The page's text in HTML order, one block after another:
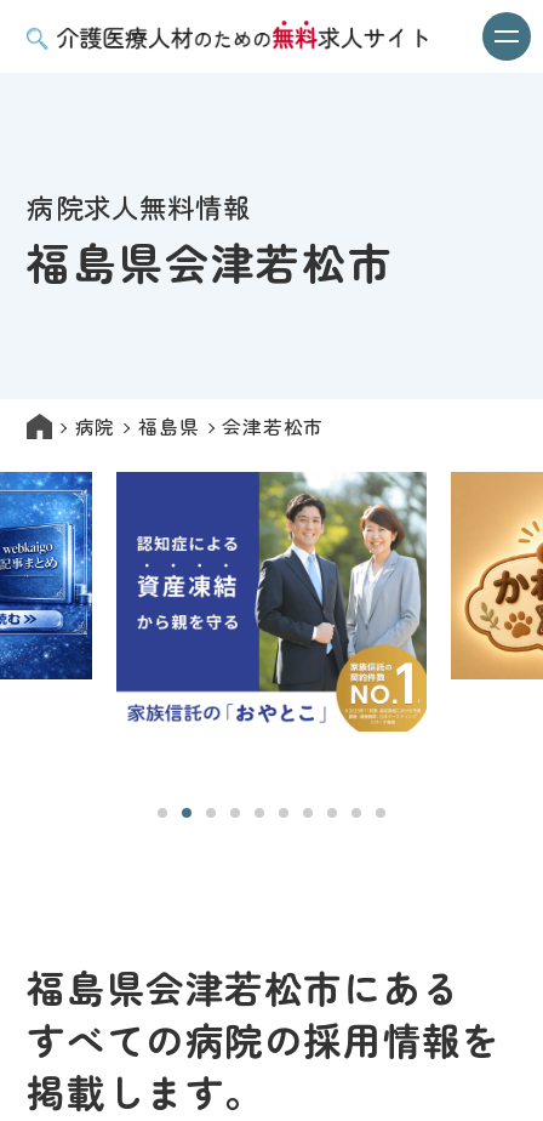
病院求人無料情報
福島県会津若松市
病院 福島県 会津若松市
福島県会津若松市にある
すべての病院の採用情報を
掲載します。